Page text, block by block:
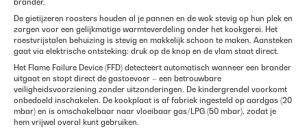
brander.
De gietijzeren roosters houden al je pannen en de wok stevig op hun plek en
zorgen voor een gelijkmatige warmteverdeling onder het kookgerei. Het
roestvrijstalen behuizing is stevig en makkelijk schoon te maken. Aansteken
gaat via elektrische ontsteking: druk op de knop en de vlam staat direct.
Het Flame Failure Device (FFD) detecteert automatisch wanneer een brander
uitgaat en stopt direct de gastoevoer – een betrouwbare
veiligheidsvoorziening zonder uitzonderingen. De kindergrendel voorkomt
onbedoeld inschakelen. De kookplaat is af fabriek ingesteld op aardgas (20
mbar) en is omschakelbaar naar vloeibaar gas/LPG (50 mbar), zodat je
hem vrijwel overal kunt gebruiken.